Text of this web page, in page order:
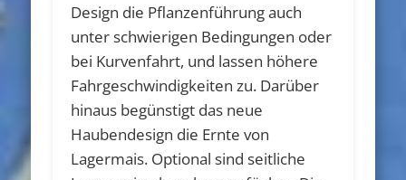
Design die Pflanzenführung auch
unter schwierigen Bedingungen oder
bei Kurvenfahrt, und lassen höhere
Fahrgeschwindigkeiten zu. Darüber
hinaus begünstigt das neue
Haubendesign die Ernte von
Lagermais. Optional sind seitliche